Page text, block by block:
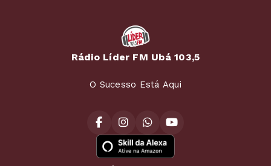
Rádio Líder FM Ubá 103,5
O Sucesso Está Aqui